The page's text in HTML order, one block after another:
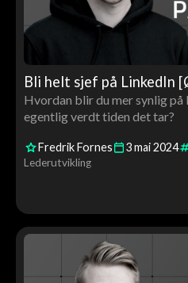
Bli helt sjef på LinkedIn
Hvordan blir du mer synlig på
egentlig verdt tiden det tar?
Fredrik Fornes 3mai2024
Lederutvikling